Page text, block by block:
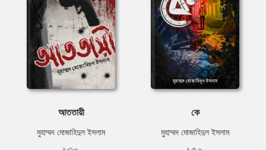
আততায়ী
মুহাম্মদ মোজাহিদুল ইসলাম
কে
মুহাম্মদ মোজাহিদুল ইসলাম